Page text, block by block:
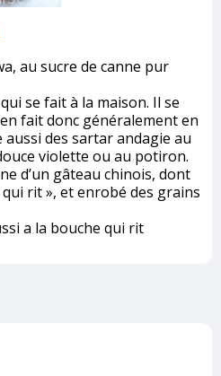
au sucre de canne pur
se fait à la maison. Il se
fait donc généralement en
des sartar andagie au
violette ou au potiron.
d’un gâteau chinois, dont
rit », et enrobé des grains
a la bouche qui rit